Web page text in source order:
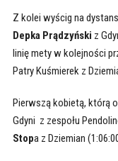
Z kolei wyścig na
Depka Prądzyński z
linię mety w kolejności
Patry Kuśmierek z
Pierwszą kobietą, którą
Gdyni z zespołu
Stopa z Dziemian